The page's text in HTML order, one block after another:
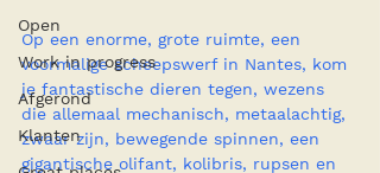
Open
Work in progress
Afgerond
Klanten
Op een enorme, grote ruimte, een
voormalige scheepswerf in Nantes, kom
je fantastische dieren tegen, wezens
die allemaal mechanisch, metaalachtig,
zwaar zijn, bewegende spinnen, een
gigantische olifant, kolibris, rupsen en